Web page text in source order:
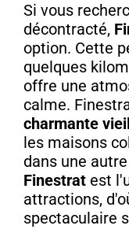
Si vous
décontracté,
option. Cette
quelques
offre une
calme.
charmante
les maisons
dans une
Finestratest
attractions,
spectaculaire